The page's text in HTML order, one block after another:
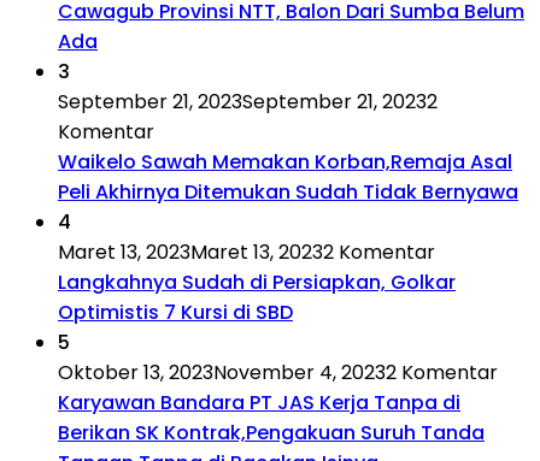
Cawagub Provinsi NTT, Balon Dari Sumba Belum
Ada
3
September 21, 2023September 21, 20232
Komentar
Waikelo Sawah Memakan Korban,Remaja Asal
Peli Akhirnya Ditemukan Sudah Tidak Bernyawa
4
Maret 13, 2023Maret 13, 20232 Komentar
Langkahnya Sudah di Persiapkan, Golkar
Optimistis 7 Kursi di SBD
5
Oktober 13, 2023November 4, 20232 Komentar
Karyawan Bandara PT JAS Kerja Tanpa di
Berikan SK Kontrak,Pengakuan Suruh Tanda